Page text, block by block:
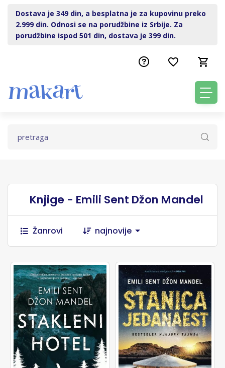
Dostava je 349 din, a besplatna je za kupovinu preko
2.999 din. Odnosi se na porudžbine iz Srbije. Za
porudžbine ispod 501 din, dostava je 399 din.
Knjige - Emili Sent Džon Mandel
Žanrovi najnovije